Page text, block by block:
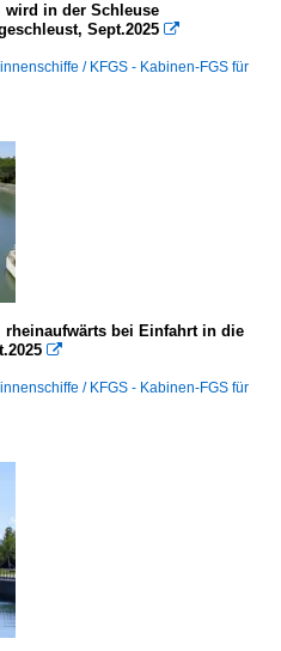
wird in der Schleuse
Sept.2025 
/ KFGS - Kabinen-FGS für
rheinaufwärts bei Einfahrt in die

/ KFGS - Kabinen-FGS für